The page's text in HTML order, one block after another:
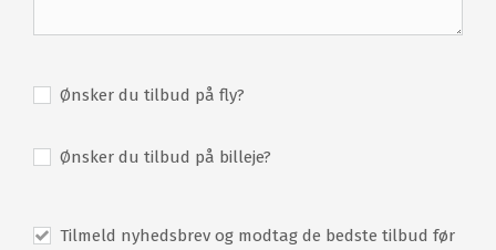
Ønsker du tilbud på fly?
Ønsker du tilbud på billeje?
Tilmeld nyhedsbrev og modtag de bedste tilbud før